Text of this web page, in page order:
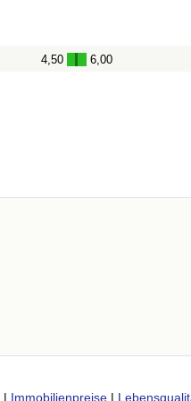
4,50 - 6,00
| Immobilienpreise |